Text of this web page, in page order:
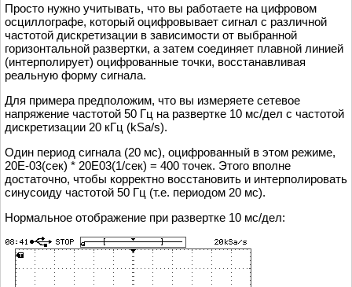
Просто нужно учитывать, что вы работаете на цифровом
осциллографе, который оцифровывает сигнал с различной
частотой дискретизации в зависимости от выбранной
горизонтальной развертки, а затем соединяет плавной линией
(интерполирует) оцифрованные точки, восстанавливая
реальную форму сигнала.
Для примера предположим, что вы измеряете сетевое
напряжение частотой 50 Гц на развертке 10 мс/дел с частотой
дискретизации 20 кГц (kSa/s).
Один период сигнала (20 мс), оцифрованный в этом режиме,
20Е-03(сек) * 20Е03(1/сек) = 400 точек. Этого вполне
достаточно, чтобы корректно восстановить и интерполировать
синусоиду частотой 50 Гц (т.е. периодом 20 мс).
Нормальное отображение при развертке 10 мс/дел: